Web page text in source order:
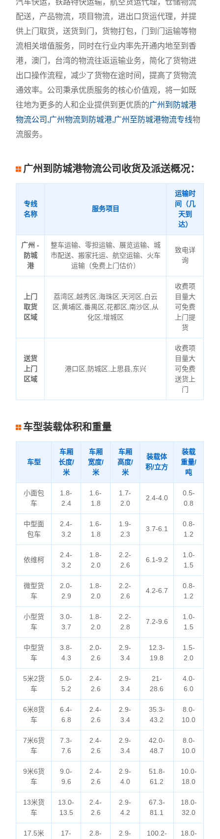
汽车快运，铁路特快运输，航空货运代理，仓储物流
配送，产品物流，项目物流，进出口货运代理，并提
供上门取货，送货到门，货物打包，门到门运输等物
流相关增值服务，同时在行业内率先开通内地至到香
港，澳门，台湾的物流往返运输业务，简化了货物进
出口操作流程，减少了货物在途时间，提高了货物流
通效率。公司秉承优质服务的核心价值观，将一如既
往地为更多的人和企业提供到更优质的广州到防城港
物流公司,广州物流到防城港,广州至防城港物流专线物
流服务。
广州到防城港物流公司收货及派送概况：
专线
名称
服务项目
运输时
间（几
天到
达）
广州 -
防城
港
整车运输、零担运输、展览运输、城
市配送、搬家托运、航空运输、火车
运输（免费上门估价）
致电详
询
上门
取货
区域
荔湾区,越秀区,海珠区,天河区,白云
区,黄埔区,番禺区,花都区,南沙区,从
化区,增城区
收费项
目量大
可免费
上门提
货
送货
上门
区域
港口区,防城区,上思县,东兴
收费项
目量大
可免费
送货上
门
车型装载体积和重量
车型
车厢
长度/
米
车厢
宽度/
米
车厢
高度/
米
装载体
积/立方
装载
重量/
吨
小面包
车
1.8-
2.4
1.6-
1.8
1.7-
2.0
2.4-4.0
0.5-
0.8
中型面
包车
2.4-
3.2
1.6-
1.8
1.9-
2.3
3.7-6.1
0.8-
1.2
依维柯
2.4-
3.2
1.8-
2.0
2.2-
2.6
6.1-9.2
1.0-
1.5
微型货
车
2.0-
2.9
1.8-
2.0
2.2-
2.6
4.2-6.7
0.8-
1.2
小型货
车
3.0-
3.7
1.8-
2.0
2.2-
2.8
7.2-9.6
1.0-
1.5
中型货
车
3.8-
4.3
2.0-
2.6
2.9-
3.4
12.3-
19.8
1.5-
2.0
5米2货
车
5.0-
5.2
2.4-
2.6
2.9-
3.4
21-
28.6
4.0-
6.0
6米8货
车
6.4-
6.8
2.4-
2.6
2.9-
3.4
35.3-
43.2
8.0-
10.0
7米6货
车
7.3-
7.6
2.4-
2.6
2.9-
3.4
42.0-
48.7
8.0-
10.0
9米6货
车
9.0-
9.6
2.4-
2.6
2.9-
4.0
51.8-
61.2
10.0-
18.0
13米货
车
13.0-
13.5
2.4-
2.6
2.9-
4.2
67.3-
81.1
18.0-
32.0
17.5米
17-
2.8-
2.9-
100.2-
18.0-